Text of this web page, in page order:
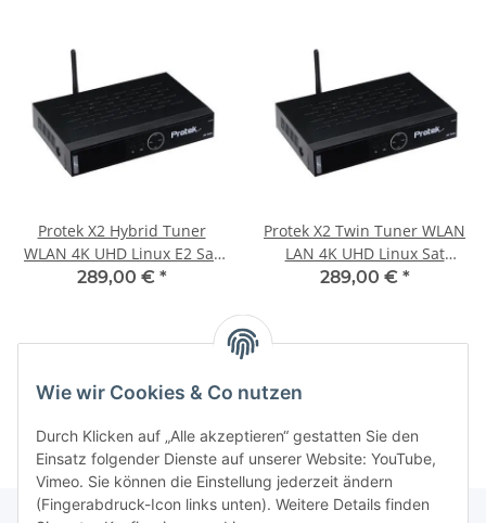
Wie wir Cookies & Co nutzen
Durch Klicken auf „Alle akzeptieren“ gestatten Sie den
Einsatz folgender Dienste auf unserer Website: YouTube,
Vimeo. Sie können die Einstellung jederzeit ändern
(Fingerabdruck-Icon links unten). Weitere Details finden
Protek X2 Hybrid Tuner
WLAN 4K UHD Linux E2 Sat
Receiver
289,00 € *
Protek X2 Twin Tuner WLAN
LAN 4K UHD Linux Sat
Receiver
289,00 € *
Kategorien